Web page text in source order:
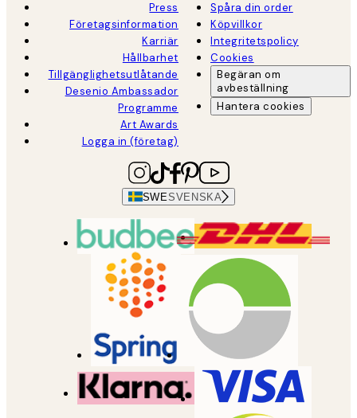
Press
Företagsinformation
Karriär
Hållbarhet
Tillgänglighetsutlåtande
Desenio Ambassador
Programme
Art Awards
Logga in (företag)
Spåra din order
Köpvillkor
Integritetspolicy
Cookies
Begäran om
avbeställning
Hantera cookies
SWESVENSKA